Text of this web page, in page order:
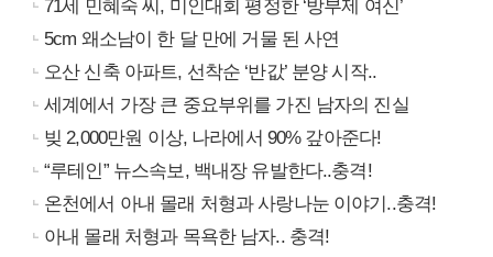
71세 민혜숙 씨, 미인대회 평정한 ‘방부제 여신’
5cm 왜소남이 한 달 만에 거물 된 사연
오산 신축 아파트, 선착순 ‘반값’ 분양 시작..
세계에서 가장 큰 중요부위를 가진 남자의 진실
빚 2,000만원 이상, 나라에서 90% 갚아준다!
“루테인” 뉴스속보, 백내장 유발한다..충격!
온천에서 아내 몰래 처형과 사랑나눈 이야기..충격!
아내 몰래 처형과 목욕한 남자.. 충격!